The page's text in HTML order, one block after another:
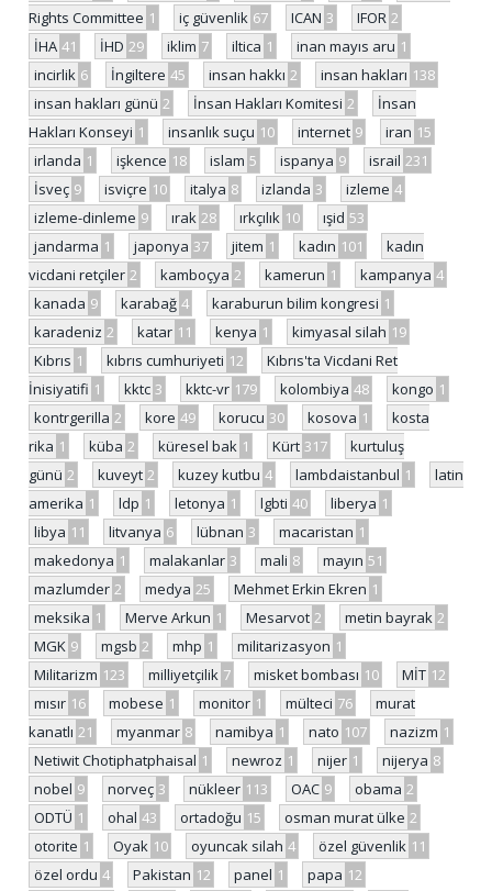
Rights Committee 1 iç güvenlik 67 ICAN 3 IFOR 2
İHA 41 İHD 29 iklim 7 iltica 1 inan mayıs aru 1
incirlik 6 İngiltere 45 insan hakkı 2 insan hakları 138
insan hakları günü 2 İnsan Hakları Komitesi 2
İnsan
Hakları Konseyi 1 insanlık suçu 10 internet 9 iran 15
irlanda 1 işkence 18 islam 5 ispanya 9 israil 231
İsveç 9 isviçre 10 italya 8 izlanda 3 izleme 4
izleme-dinleme 9 ırak 28 ırkçılık 10 ışid 53
jandarma 1 japonya 37 jitem 1 kadın 101
kadın
vicdani retçiler 2 kamboçya 2 kamerun 1 kampanya 4
kanada 9 karabağ 4 karaburun bilim kongresi 1
karadeniz 2 katar 11 kenya 1 kimyasal silah 19
Kıbrıs 1 kıbrıs cumhuriyeti 12
Kıbrıs'ta Vicdani Ret
İnisiyatifi 1 kktc 3 kktc-vr 179 kolombiya 48 kongo 1
kontrgerilla 2 kore 49 korucu 30 kosova 1
kosta
rika 1 küba 2 küresel bak 1 Kürt 317
kurtuluş
günü 2 kuveyt 2 kuzey kutbu 4 lambdaistanbul 1
latin
amerika 1 ldp 1 letonya 1 lgbti 40 liberya 1
libya 11 litvanya 6 lübnan 3 macaristan 1
makedonya 1 malakanlar 3 mali 8 mayın 51
mazlumder 2 medya 25 Mehmet Erkin Ekren 1
meksika 1 Merve Arkun 1 Mesarvot 2 metin bayrak 2
MGK 9 mgsb 2 mhp 1 militarizasyon 1
Militarizm 123 milliyetçilik 7 misket bombası 10 MİT 12
mısır 16 mobese 1 monitor 1 mülteci 76
murat
kanatlı 21 myanmar 8 namibya 1 nato 107 nazizm 1
Netiwit Chotiphatphaisal 1 newroz 1 nijer 1 nijerya 8
nobel 9 norveç 3 nükleer 113 OAC 9 obama 2
ODTÜ 1 ohal 43 ortadoğu 15 osman murat ülke 2
otorite 1 Oyak 10 oyuncak silah 4 özel güvenlik 11
özel ordu 4 Pakistan 12 panel 1 papa 12